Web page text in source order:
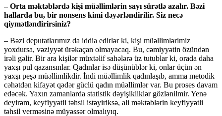
– Orta məktəblərdə kişi müəllimlərin sayı sürətlə azalır. Bəzi
hallarda bu, bir nonsens kimi dəyərləndirilir. Siz necə
qiymətləndirirsiniz?
– Bəzi deputatlarımız da iddia edirlər ki, kişi müəllimlərimiz
yoxdursa, vəziyyət ürəkaçan olmayacaq. Bu, cəmiyyətin özündən
irəli gəlir. Bir ara kişilər müxtəlif sahələrə üz tutublar ki, orada daha
yaxşı pul qazansınlar. Qadınlar isə düşünüblər ki, onlar üçün ən
yaxşı peşə müəllimlikdir. İndi müəllimlik qadınlaşıb, amma metodik
cəhətdən kifayət qədər güclü qadın müəllimlər var. Bu proses davam
edəcək. Yaxın zamanlarda statistik dəyişikliklər gözlənilmir. Yenə
deyirəm, keyfiyyətli təhsil istəyiriksə, ali məktəblərin keyfiyyətli
təhsil verməsinə müyəssər olmalıyıq.